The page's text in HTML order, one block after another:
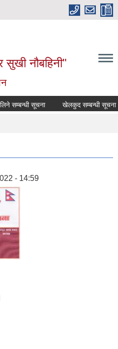
सुखी नौबहिनी"
सम्बन्धी सूचना खेलकुद सम्बन्धी सूचना
- 14:59